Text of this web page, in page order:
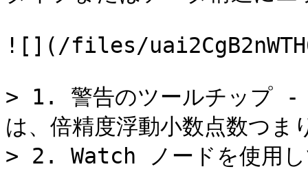
![](/files/
> 1. 警告のツールチップ -
は、倍精度浮動小数点数つま
> 2. Watch ノードを使用し